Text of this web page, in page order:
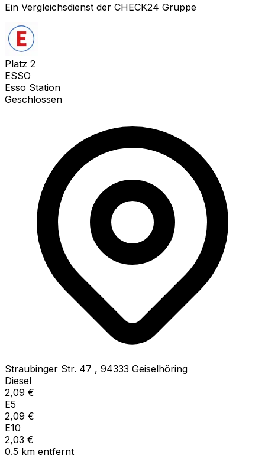
Ein Vergleichsdienst der CHECK24 Gruppe
Platz 2
ESSO
Esso Station
Geschlossen
Straubinger Str. 47 , 94333 Geiselhöring
Diesel
2,09 €
E5
2,09 €
E10
2,03 €
0.5 km entfernt